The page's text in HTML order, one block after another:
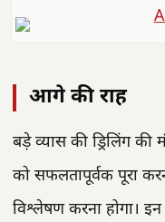
आगे की राह
बड़े व्यास की ड्रिलिंग की
को सफलतापूर्वक पूरा
विश्लेषण करना होगा।